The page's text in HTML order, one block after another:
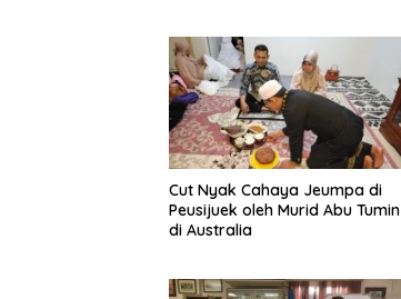
Cut Nyak Cahaya Jeumpa di
Peusijuek oleh Murid Abu Tumin
di Australia